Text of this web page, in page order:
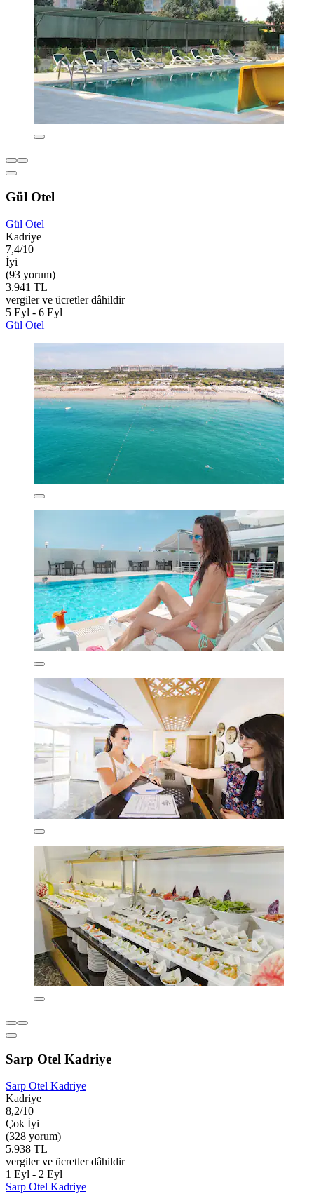
Gül Otel
Gül Otel
Kadriye
7,4/10
İyi
(93 yorum)
3.941 TL
vergiler ve ücretler dâhildir
5 Eyl - 6 Eyl
Gül Otel
Sarp Otel Kadriye
Sarp Otel Kadriye
Kadriye
8,2/10
Çok İyi
(328 yorum)
5.938 TL
vergiler ve ücretler dâhildir
1 Eyl - 2 Eyl
Sarp Otel Kadriye